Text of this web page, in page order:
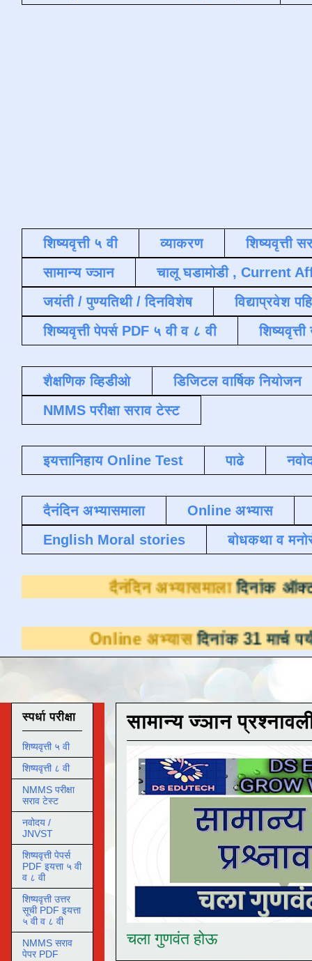
शिष्यवृत्ती ५ वी व्याकरण
शिष्यवृत्ती
सामान्य ज्ञान
चालू घडामोडी , Current
जयंती / पुण्यतिथी / दिनविशेष
विद्याप्रवेश
शिष्यवृत्ती पेपर्स PDF ५ वी व ८ वी
शैक्षणिक व्हिडीओ
डिजिटल वार्षिक नियोजन
NMMS परीक्षा सराव टेस्ट
इयत्तानिहाय Online Test पाढे
दैनंदिन अभ्यासमाला
Online अभ्यास
English Moral stories
बोधकथा व
दैनंदिन अभ्यासमाला
Online अभ्यासदिनांक 31 मार्च पर्यंत
सामान्य ज्ञान
चला गुणवंत होऊ
स्पर्धा परीक्षा
शिष्यवृत्ती ५ वी
शिष्यवृत्ती ८ वी
NMMS परीक्षा
सराव टेस्ट
नवोदय /
JNVST
शिष्यवृत्ती पेपर्स
PDF इयत्ता ५ वी
व ८ वी
शिष्यवृत्ती उत्तर
सूची PDF इयत्ता
५ वी व ८ वी
NMMS सराव
पेपर PDF